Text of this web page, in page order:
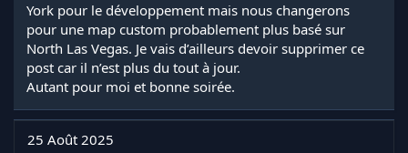
York pour le développement mais nous changerons
pour une map custom probablement plus basé sur
North Las Vegas. Je vais d’ailleurs devoir supprimer ce
post car il n’est plus du tout à jour.
Autant pour moi et bonne soirée.
25 Août 2025